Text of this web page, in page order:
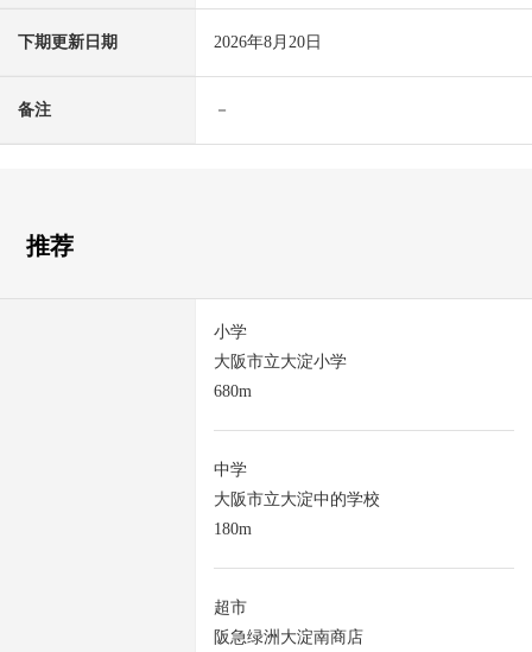
下期更新日期 2026年8月20日
备注 －
推荐
小学
大阪市立大淀小学
680m
中学
大阪市立大淀中的学校
180m
超市
阪急绿洲大淀南商店